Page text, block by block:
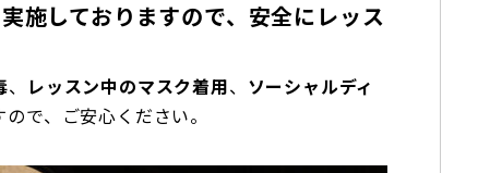
施しておりますので、安全にレッス
、 レッスン中のマスク着用、 ソーシャルディ
で、ご安心ください。